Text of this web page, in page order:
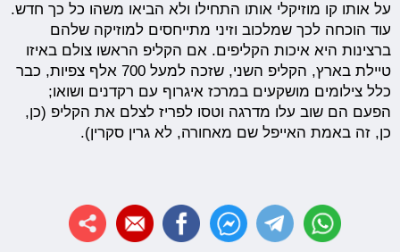
על אותו קו מוזיקלי אותו התחילו ולא הביאו משהו כל כך חדש.
עוד הוכחה לכך שמלכוב וזיני מתייחסים למוזיקה שלהם
ברצינות היא איכות הקליפים. אם הקליפ הראשו צולם באיזו
טיילת בארץ, הקליפ השני, שזכה למעל 700 אלף צפיות, כבר
כלל צילומים מושקעים במרכז איגרוף עם רקדנים ושואו;
הפעם הם שוב עלו מדרגה וטסו לפריז לצלם את הקליפ (כן,
כן, זה באמת האייפל שם מאחורה, לא גרין סקרין).